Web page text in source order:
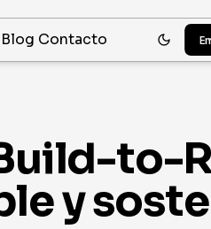
Blog Contacto
to-
y